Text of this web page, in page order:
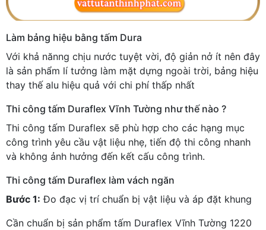
Làm bảng hiệu bằng tấm Dura
Với khả nănng chịu nước tuyệt vời, độ giản nở ít nên đây
là sản phẩm lí tưởng làm mặt dựng ngoài trời, bảng hiệu
thay thế alu hiệu quả với chi phí thấp nhất
Thi công tấm Duraflex Vĩnh Tường như thế nào ?
Thi công tấm Duraflex sẽ phù hợp cho các hạng mục
công trình yêu cầu vật liệu nhẹ, tiến độ thi công nhanh
và không ảnh hưởng đến kết cấu công trình.
Thi công tấm Duraflex làm vách ngăn
Bước 1: Đo đạc vị trí chuẩn bị vật liệu và áp đặt khung
Cần chuẩn bị sản phẩm tấm Duraflex Vĩnh Tường 1220